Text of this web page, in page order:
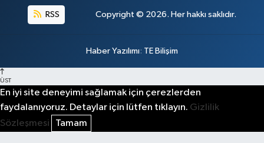
RSS Copyright © 2026. Her hakkı saklıdır.
Haber Yazılımı: TE Bilişim
ÜST
En iyi site deneyimi sağlamak için çerezlerden
faydalanıyoruz. Detaylar için lütfen tıklayın. Gizlilik
Sözleşmesi
Tamam